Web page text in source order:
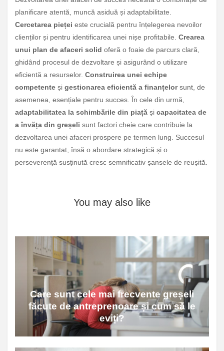
planificare atentă, muncă asiduă și adaptabilitate.
Cercetarea pieței este crucială pentru înțelegerea nevoilor
clienților și pentru identificarea unei nișe profitabile. Crearea
unui plan de afaceri solid oferă o foaie de parcurs clară,
ghidând procesul de dezvoltare și asigurând o utilizare
eficientă a resurselor. Construirea unei echipe
competente și gestionarea eficientă a finanțelorsunt, de
asemenea, esențiale pentru succes. În cele din urmă,
adaptabilitatea la schimbările din piață și capacitatea de
a învăța din greșeli sunt factori cheie care contribuie la
dezvoltarea unei afaceri prospere pe termen lung. Succesul
nu este garantat, însă o abordare strategică și o
perseverență susținută cresc semnificativ șansele de reușită.
You may also like
Care sunt cele mai frecvente greșeli
făcute de antreprenoare și cum să le
eviți?